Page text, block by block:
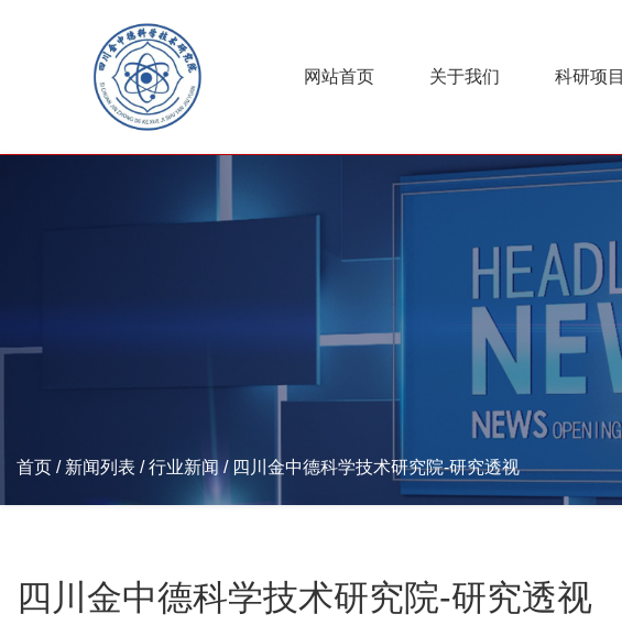
网站首页 关于我们 科研项目
首页 / 新闻列表 /行业新闻 / 四川金中德科学技术研究院-研究透视
四川金中德科学技术研究院-研究透视